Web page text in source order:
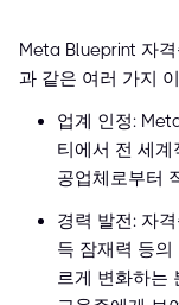
Meta Blueprint 자
과 같은 여러 가지
업계 인정:
티에서 전 세
공업체로부터
경력 발전: 자
득 잠재력 등
르게 변화하는